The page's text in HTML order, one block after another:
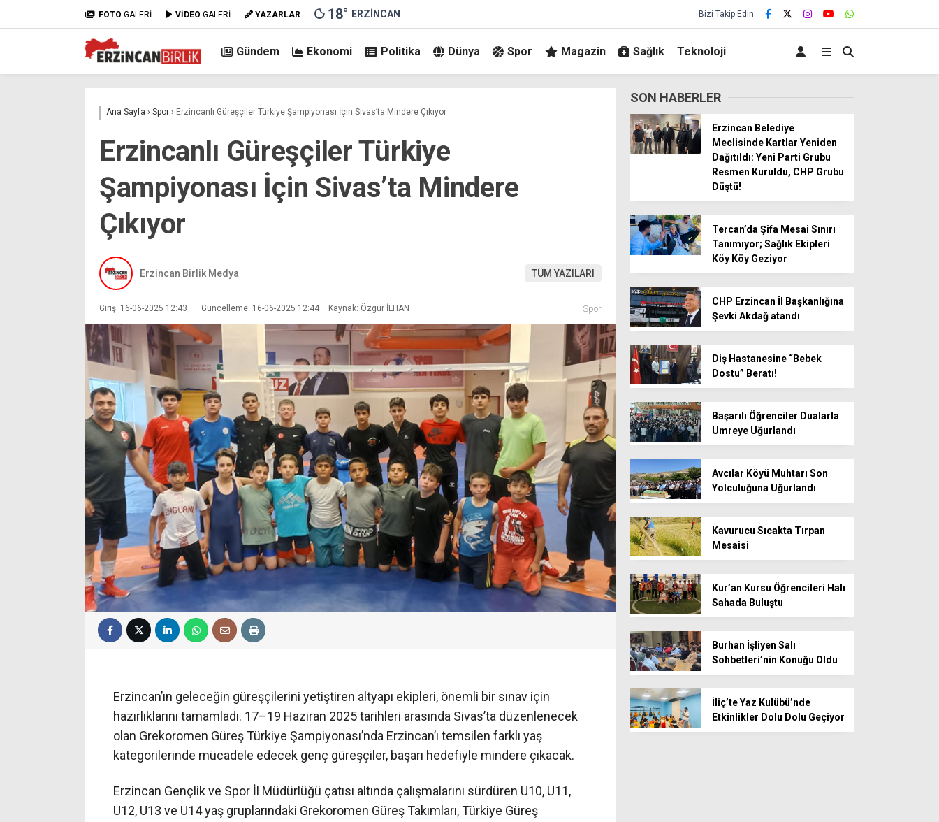
FOTO GALERİ VİDEO GALERİ YAZARLAR 18° ERZINCAN Bizi Takip Edin
Gündem Ekonomi Politika Dünya Spor Magazin Sağlık Teknoloji
Ana Sayfa › Spor › Erzincanlı Güreşçiler Türkiye Şampiyonası İçin Sivas’ta Mindere Çıkıyor
Erzincanlı Güreşçiler Türkiye
Şampiyonası İçin Sivas’ta Mindere
Çıkıyor
Erzincan Birlik Medya TÜM YAZILARI
Giriş: 16-06-2025 12:43 Güncelleme: 16-06-2025 12:44 Kaynak: Özgür İLHAN Spor
Erzincan’ın geleceğin güreşçilerini yetiştiren altyapı ekipleri, önemli bir sınav için
hazırlıklarını tamamladı. 17–19 Haziran 2025 tarihleri arasında Sivas’ta düzenlenecek
olan Grekoromen Güreş Türkiye Şampiyonası’nda Erzincan’ı temsilen farklı yaş
kategorilerinde mücadele edecek genç güreşçiler, başarı hedefiyle mindere çıkacak.
Erzincan Gençlik ve Spor İl Müdürlüğü çatısı altında çalışmalarını sürdüren U10, U11,
U12, U13 ve U14 yaş gruplarındaki Grekoromen Güreş Takımları, Türkiye Güreş
SON HABERLER
Erzincan Belediye
Meclisinde Kartlar Yeniden
Dağıtıldı: Yeni Parti Grubu
Resmen Kuruldu, CHP Grubu
Düştü!
Tercan’da Şifa Mesai Sınırı
Tanımıyor; Sağlık Ekipleri
Köy Köy Geziyor
CHP Erzincan İl Başkanlığına
Şevki Akdağ atandı
Diş Hastanesine “Bebek
Dostu” Beratı!
Başarılı Öğrenciler Dualarla
Umreye Uğurlandı
Avcılar Köyü Muhtarı Son
Yolculuğuna Uğurlandı
Kavurucu Sıcakta Tırpan
Mesaisi
Kur’an Kursu Öğrencileri Halı
Sahada Buluştu
Burhan İşliyen Salı
Sohbetleri’nin Konuğu Oldu
İliç’te Yaz Kulübü’nde
Etkinlikler Dolu Dolu Geçiyor